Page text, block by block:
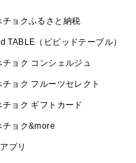
チョクふるさと納税
TABLE（ビビッドテーブル）
チョク コンシェルジュ
チョク フルーツセレクト
チョク ギフトカード
チョク&more
プリ